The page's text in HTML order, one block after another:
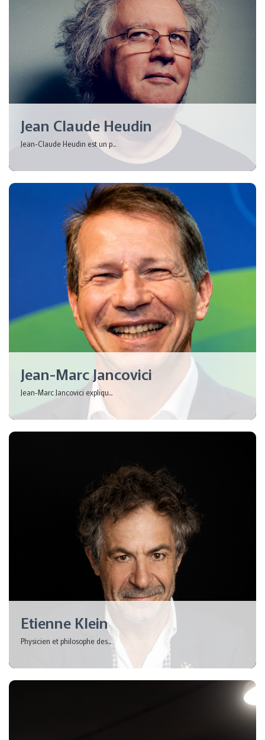
Jean Claude Heudin
Jean-Claude Heudin est un p...
Jean-Marc Jancovici
Jean-Marc Jancovici expliqu...
Etienne Klein
Physicien et philosophe des...